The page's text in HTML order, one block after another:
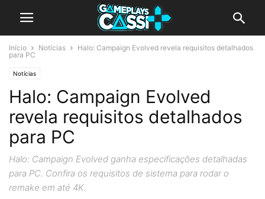
Início Notícias
Halo: Campaign Evolved revela requisitos detalhados
para PC
Notícias
Halo: Campaign Evolved
revela requisitos detalhados
para PC
Halo: Campaign Evolved ganha especificações detalhadas
para PC. Confira os requisitos de sistema para rodar o
remake em até 4K.